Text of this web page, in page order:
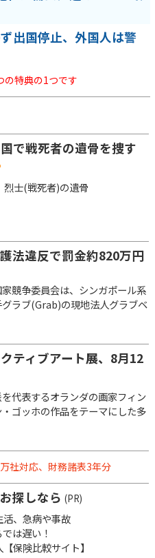
出国停止、外国人は警
の特典の1つです
で戦死者の遺骨を捜す
士(戦死者)の遺骨
法違反で罰金約820万円
競争委員会は、シンガポール系
ラブ(Grab)の現地法人グラブベ
ティブアート展、8月12
代表するオランダの画家フィン
ゴッホの作品をテーマにした多
社対応、財務諸表3年分
探しなら (PR)
、急病や事故
は遅い！
保険比較サイト】